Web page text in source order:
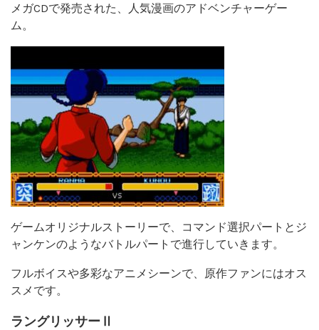
メガCDで発売された、人気漫画のアドベンチャーゲー
ム。
ゲームオリジナルストーリーで、コマンド選択パートとジ
ャンケンのようなバトルパートで進行していきます。
フルボイスや多彩なアニメシーンで、原作ファンにはオス
スメです。
ラングリッサーⅡ